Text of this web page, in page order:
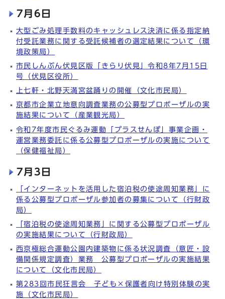
7月6日
大型ごみ処理手数料のキャッシュレス決済に係る指定納
付受託業務に関する受託候補者の選定結果について（環
境政策局）
市民しんぶん伏見区版「きらり伏見」令和8年7月15日
号（伏見区役所）
上七軒・北野天満宮盆踊りの開催（文化市民局）
京都市企業立地意向調査業務の公募型プロポーザルの実
施結果について（産業観光局）
令和7年度市民ぐるみ運動「プラスせんぽ」事業企画・
運営業務委託に係る公募型プロポーザルの実施について
（保健福祉局）
7月3日
「インターネットを活用した宿泊税の使途周知業務」に
係る公募型プロポーザル参加者の募集について（行財政
局）
「宿泊税の使途周知業務」に関する公募型プロポーザル
の実施結果について（行財政局）
西京極総合運動公園内建築物に係る状況調査（意匠・設
備関係規定調査）業務 公募型プロポーザルの実施結果
について（文化市民局）
第283回市民狂言会 子ども×保護者向け特別体験の実
施（文化市民局）